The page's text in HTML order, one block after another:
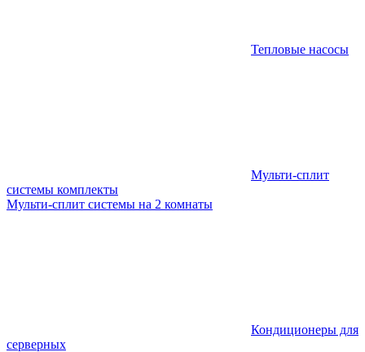
Тепловые насосы
Мульти-сплит
системы комплекты
Мульти-сплит системы на 2 комнаты
Кондиционеры для
серверных